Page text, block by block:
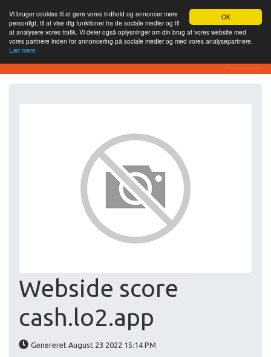
OK
Vi bruger cookies til at gøre vores indhold og annoncer mere
personligt, til at vise dig funktioner fra de sociale medier og til
at analysere vores trafik. Vi deler også oplysninger om din brug af vores website med
vores partnere inden for annoncering på sociale medier og med vores analysepartnere.
Lær mere
SEO Analytics
Webside score
cash.lo2.app
Genereret August 23 2022 15:14 PM